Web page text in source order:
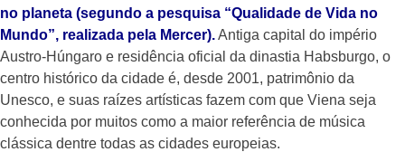
no planeta (segundo a pesquisa “Qualidade de Vida no
Mundo”, realizada pela Mercer).Antiga capital do império
Austro-Húngaro e residência oficial da dinastia Habsburgo, o
centro histórico da cidade é, desde 2001, patrimônio da
Unesco, e suas raízes artísticas fazem com que Viena seja
conhecida por muitos como a maior referência de música
clássica dentre todas as cidades europeias.